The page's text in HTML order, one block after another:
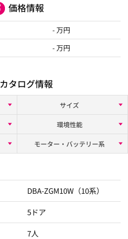
価格情報
- 万円
- 万円
カタログ情報
サイズ
環境性能
モーター・バッテリー系
DBA-ZGM10W（10系）
5ドア
7人